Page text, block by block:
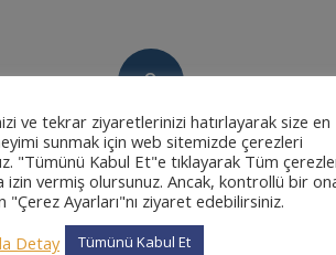
0
CEVAPLAR
ve tekrar ziyaretlerinizi hatırlayarak size en
sunmak için web sitemizde çerezleri
"Tümünü Kabul Et"e tıklayarak Tüm
izin vermiş olursunuz. Ancak, kontrollü bir
"Çerez Ayarları"nı ziyaret edebilirsiniz.
Detay
Tümünü Kabul Et